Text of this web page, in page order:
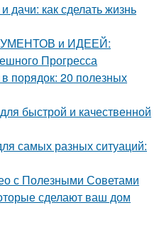
как сделать жизнь
и ИДЕЕЙ:
Прогресса
порядок: 20 полезных
быстрой и качественной
самых разных ситуаций:
с Полезными Советами
сделают ваш дом